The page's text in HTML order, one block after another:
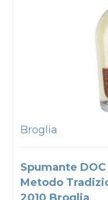
Broglia
Spumante
Metodo
2010 Broglia